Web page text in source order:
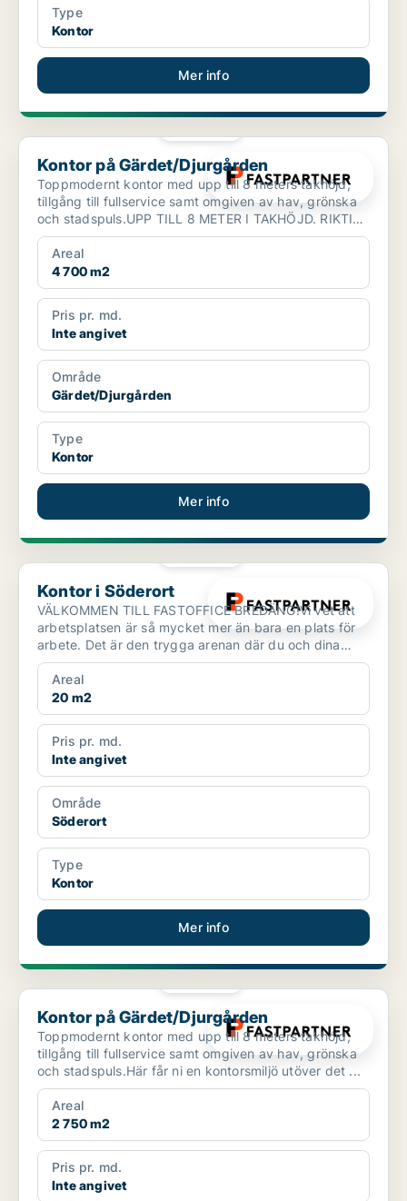
Type
Kontor
Mer info
Kontor på Gärdet/Djurgården
Kontor på Gärdet/Djurgården
Toppmodernt kontor med upp till 8 meters takhöjd,
tillgång till fullservice samt omgiven av hav, grönska
och stadspuls.UPP TILL 8 METER I TAKHÖJD. RIKTIG
WOW...
Areal
4 700 m2
Pris pr. md.
Inte angivet
Område
Gärdet/Djurgården
Type
Kontor
Mer info
Kontor i Söderort
Kontor i Söderort
VÄLKOMMEN TILL FASTOFFICE BREDÄNG!Vi vet att
arbetsplatsen är så mycket mer än bara en plats för
arbete. Det är den trygga arenan där du och dina
kollegor um...
Areal
20 m2
Pris pr. md.
Inte angivet
Område
Söderort
Type
Kontor
Mer info
Kontor på Gärdet/Djurgården
Kontor på Gärdet/Djurgården
Toppmodernt kontor med upp till 8 meters takhöjd,
tillgång till fullservice samt omgiven av hav, grönska
och stadspuls.Här får ni en kontorsmiljö utöver det ...
Areal
2 750 m2
Pris pr. md.
Inte angivet